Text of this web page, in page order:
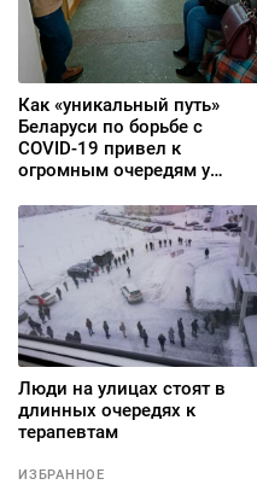
Как «уникальный путь»
Беларуси по борьбе с
COVID-19 привел к
огромным очередям у
Люди на улицах стоят в
длинных очередях к
терапевтам
ИЗБРАННОЕ